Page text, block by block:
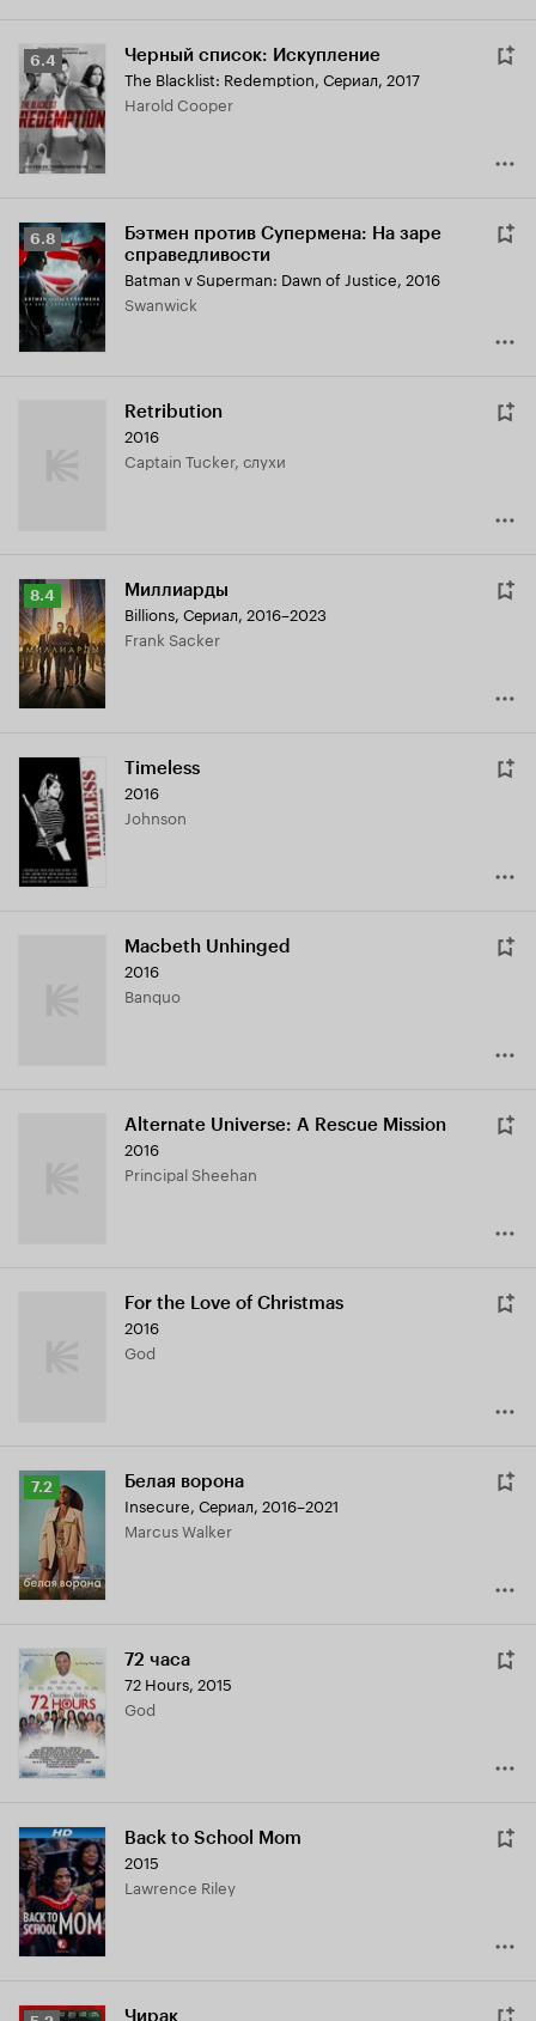
Рейтинг
Кинопоиска
6.4
6.4 Черный список: Искупление
The Blacklist: Redemption, Сериал, 2017
Harold Cooper
Рейтинг
Кинопоиска
6.8
6.8
Бэтмен против Супермена: На заре
справедливости
Batman v Superman: Dawn of Justice, 2016
Swanwick
Retribution
2016
Captain Tucker, слухи
Рейтинг
Кинопоиска
8.4
8.4 Миллиарды
Billions, Сериал, 2016–2023
Frank Sacker
Timeless
2016
Johnson
Macbeth Unhinged
2016
Banquo
Alternate Universe: A Rescue Mission
2016
Principal Sheehan
For the Love of Christmas
2016
God
Рейтинг
Кинопоиска
7.2
7.2 Белая ворона
Insecure, Сериал, 2016–2021
Marcus Walker
72 часа
72 Hours, 2015
God
Back to School Mom
2015
Lawrence Riley
Чирак